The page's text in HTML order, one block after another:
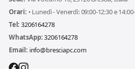
Orari: • Lunedì - Venerdì: 09:00-12:30 e
Tel: 3206164278
WhatsApp:3206164278
Email: info@bresciapc.com